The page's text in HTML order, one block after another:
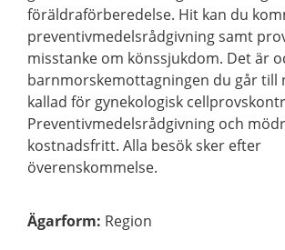
föräldraförberedelse. Hit kan du
preventivmedelsrådgivning samt
misstanke om könssjukdom. Det är
barnmorskemottagningen du går till
kallad för gynekologisk
Preventivmedelsrådgivning och
kostnadsfritt. Alla besök sker efter
överenskommelse.
Ägarform: Region